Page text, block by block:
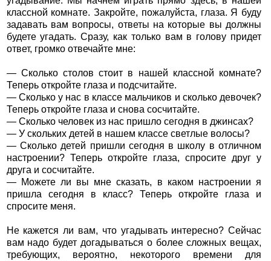
классной комнате. Закройте, пожалуйста, глаза. Я буду
задавать вам вопросы, ответы на которые вы должны
будете угадать. Сразу, как только вам в голову придет
ответ, громко отвечайте мне:
— Сколько столов стоит в нашей классной комнате?
Теперь откройте глаза и подсчитайте.
— Сколько у нас в классе мальчиков и сколько девочек?
Теперь откройте глаза и снова сосчитайте.
— Сколько человек из нас пришло сегодня в джинсах?
— У скольких детей в нашем классе светлые волосы?
— Сколько детей пришли сегодня в школу в отличном
настроении? Теперь откройте глаза, спросите друг у
друга и сосчитайте.
— Можете ли вы мне сказать, в каком настроении я
пришла сегодня в класс? Теперь откройте глаза и
спросите меня.
Не кажется ли вам, что угадывать интересно? Сейчас
вам надо будет догадываться о более сложных вещах,
требующих, вероятно, некоторого времени для